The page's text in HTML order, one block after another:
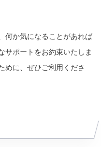
何か気になることがあれば
サポートをお約束いたしま
めに、ぜひご利用くださ